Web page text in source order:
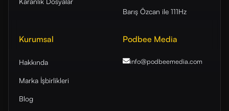
Barış Özcan ile 111Hz
Kurumsal
Hakkında
Marka İşbirlikleri
Blog
Podbee Media
info@podbeemedia.com